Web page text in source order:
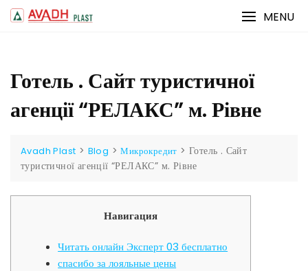
Skip
to
MENU
Готель . Сайт туристичної
агенції “РЕЛАКС” м. Рівне
Avadh Plast > Blog >Микрокредит >Готель . Сайт
туристичної агенції “РЕЛАКС” м. Рівне
Навигация
Читать онлайн Эксперт 03 бесплатно
спасибо за лояльные цены